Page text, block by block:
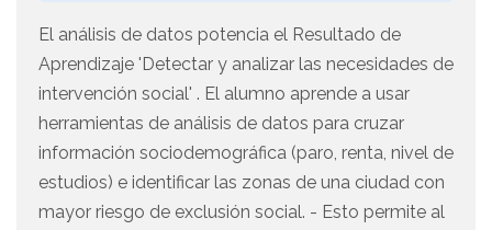
El análisis de datos potencia el Resultado de
Aprendizaje 'Detectar y analizar las necesidades de
intervención social' . El alumno aprende a usar
herramientas de análisis de datos para cruzar
información sociodemográfica (paro, renta, nivel de
estudios) e identificar las zonas de una ciudad con
mayor riesgo de exclusión social. - Esto permite al